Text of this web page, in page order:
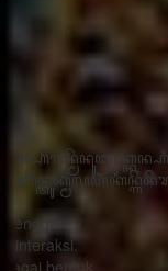
"Dengan
dengan tema
hal khusus
eding, seorang
memimpin
Adiguna"